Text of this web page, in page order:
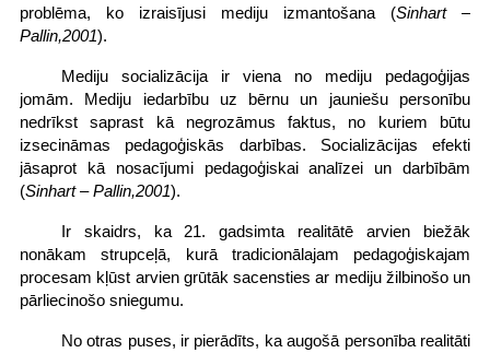
problēma, ko izraisījusi mediju izmantošana (Sinhart –
Pallin,2001).
Mediju socializācija ir viena no mediju pedagoģijas
jomām. Mediju iedarbību uz bērnu un jauniešu personību
nedrīkst saprast kā negrozāmus faktus, no kuriem būtu
izsecināmas pedagoģiskās darbības. Socializācijas efekti
jāsaprot kā nosacījumi pedagoģiskai analīzei un darbībām
(Sinhart – Pallin,2001).
Ir skaidrs, ka 21. gadsimta realitātē arvien biežāk
nonākam strupceļā, kurā tradicionālajam pedagoģiskajam
procesam kļūst arvien grūtāk sacensties ar mediju žilbinošo un
pārliecinošo sniegumu.
No otras puses, ir pierādīts, ka augošā personība realitāti